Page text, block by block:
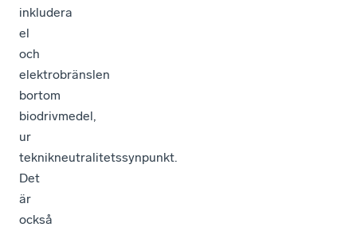
inkludera
el
och
elektrobränslen
bortom
biodrivmedel,
ur
teknikneutralitetssynpunkt.
Det
är
också